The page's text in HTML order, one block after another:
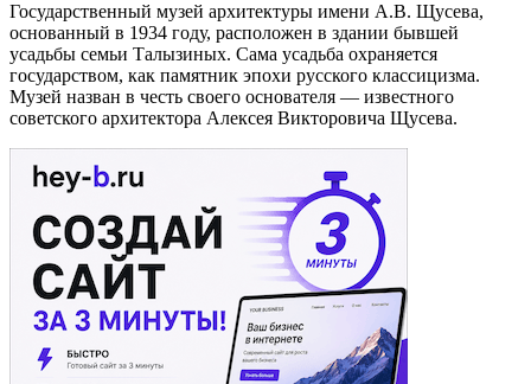
Государственный музей архитектуры имени А.В. Щусева,
основанный в 1934 году, расположен в здании бывшей
усадьбы семьи Талызиных. Сама усадьба охраняется
государством, как памятник эпохи русского классицизма.
Музей назван в честь своего основателя — известного
советского архитектора Алексея Викторовича Щусева.